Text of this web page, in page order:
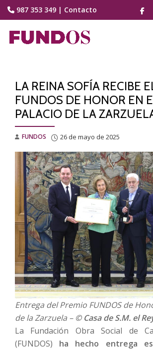
contenido
987 353 349 | Contacto
fa-
LA REINA SOFÍA RECIBE
FUNDOS DE HONOR EN
PALACIO DE LA
FUNDOS 26 de mayo de 2025
Entrega del Premio FUNDOS de
de la Zarzuela – © Casa de S.M. el
La Fundación Obra Social de
(FUNDOS) ha hecho entrega